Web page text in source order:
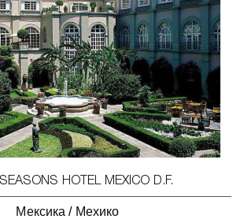
HOTEL MEXICO D.F.
Мексика / Мехико